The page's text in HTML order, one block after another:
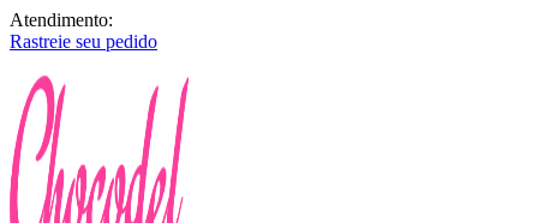
Atendimento:
Rastreie seu pedido